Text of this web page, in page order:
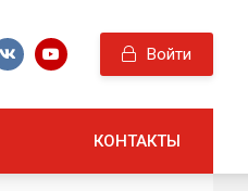
Войти
КОНТАКТЫ